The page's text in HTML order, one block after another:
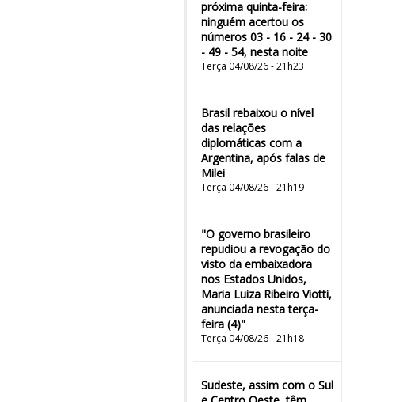
próxima quinta-feira:
ninguém acertou os
números 03 - 16 - 24 - 30
- 49 - 54, nesta noite
Terça 04/08/26 - 21h23
Brasil rebaixou o nível
das relações
diplomáticas com a
Argentina, após falas de
Milei
Terça 04/08/26 - 21h19
"O governo brasileiro
repudiou a revogação do
visto da embaixadora
nos Estados Unidos,
Maria Luiza Ribeiro Viotti,
anunciada nesta terça-
feira (4)"
Terça 04/08/26 - 21h18
Sudeste, assim com o Sul